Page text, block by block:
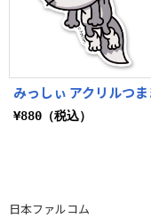
みっしぃ アクリルつ
¥880（税込）
日本ファルコム